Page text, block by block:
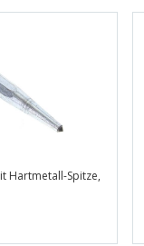
Hartmetall-Spitze,